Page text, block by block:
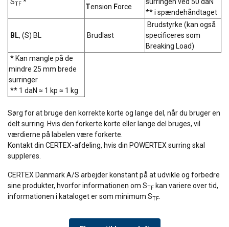
STF *
Tension Force
surringen ved 50 daN
** i spændehåndtaget
BL, (S) BL Brudlast
Brudstyrke (kan også
specificeres som
Breaking Load)
* Kan mangle på de
mindre 25 mm brede
surringer
** 1 daN ≈ 1 kp ≈ 1 kg
Sørg for at bruge den korrekte korte og lange del, når du bruger en
delt surring. Hvis den forkerte korte eller lange del bruges, vil
værdierne på labelen være forkerte.
Kontakt din CERTEX-afdeling, hvis din POWERTEX surring skal
suppleres.
CERTEX Danmark A/S arbejder konstant på at udvikle og forbedre
sine produkter, hvorfor informationen om STF kan variere over tid,
informationen i kataloget er som minimum STF.